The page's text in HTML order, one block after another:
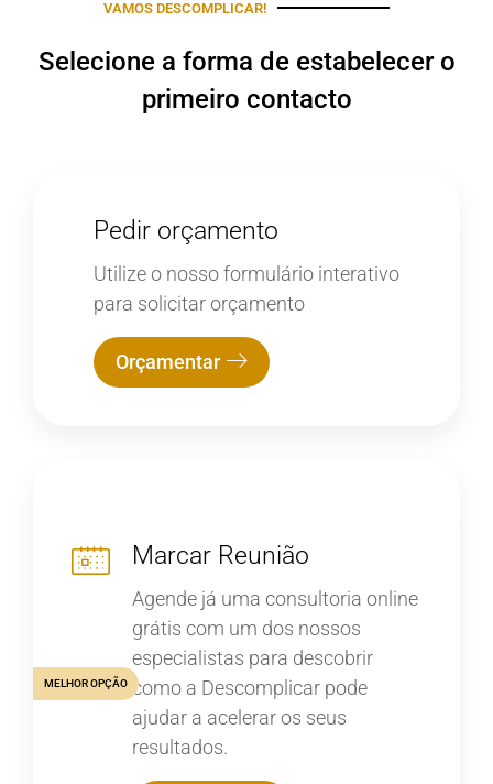
VAMOS DESCOMPLICAR!
Selecione a forma de estabelecer o
primeiro contacto
Pedir orçamento
Utilize o nosso formulário interativo
para solicitar orçamento
Orçamentar
Marcar Reunião
Agende já uma consultoria online
grátis com um dos nossos
especialistas para descobrir
como a Descomplicar pode
ajudar a acelerar os seus
resultados.
MELHOR OPÇÃO